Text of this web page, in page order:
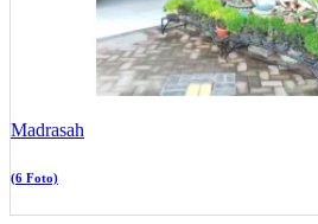
Madrasah
(6 Foto)